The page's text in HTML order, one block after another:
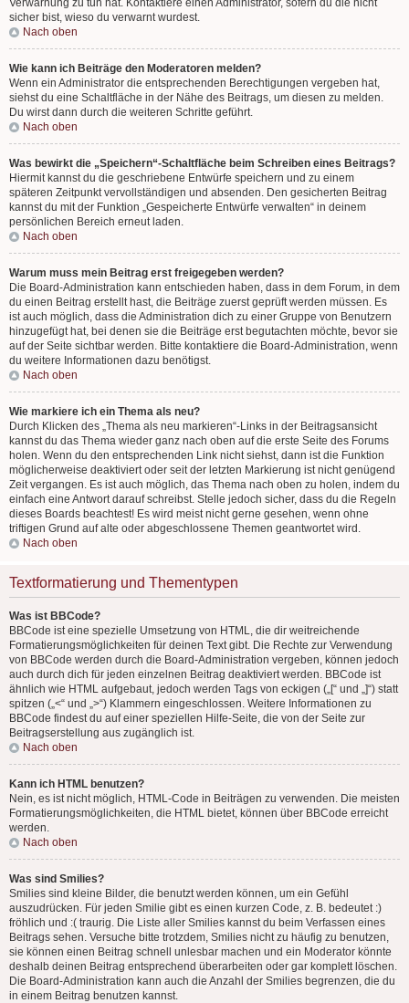
Verwarnung zu tun hat. Kontaktiere einen Administrator, sofern du die nicht
sicher bist, wieso du verwarnt wurdest.
Nach oben
Wie kann ich Beiträge den Moderatoren melden?
Wenn ein Administrator die entsprechenden Berechtigungen vergeben hat,
siehst du eine Schaltfläche in der Nähe des Beitrags, um diesen zu melden.
Du wirst dann durch die weiteren Schritte geführt.
Nach oben
Was bewirkt die „Speichern“-Schaltfläche beim Schreiben eines Beitrags?
Hiermit kannst du die geschriebene Entwürfe speichern und zu einem
späteren Zeitpunkt vervollständigen und absenden. Den gesicherten Beitrag
kannst du mit der Funktion „Gespeicherte Entwürfe verwalten“ in deinem
persönlichen Bereich erneut laden.
Nach oben
Warum muss mein Beitrag erst freigegeben werden?
Die Board-Administration kann entschieden haben, dass in dem Forum, in dem
du einen Beitrag erstellt hast, die Beiträge zuerst geprüft werden müssen. Es
ist auch möglich, dass die Administration dich zu einer Gruppe von Benutzern
hinzugefügt hat, bei denen sie die Beiträge erst begutachten möchte, bevor sie
auf der Seite sichtbar werden. Bitte kontaktiere die Board-Administration, wenn
du weitere Informationen dazu benötigst.
Nach oben
Wie markiere ich ein Thema als neu?
Durch Klicken des „Thema als neu markieren“-Links in der Beitragsansicht
kannst du das Thema wieder ganz nach oben auf die erste Seite des Forums
holen. Wenn du den entsprechenden Link nicht siehst, dann ist die Funktion
möglicherweise deaktiviert oder seit der letzten Markierung ist nicht genügend
Zeit vergangen. Es ist auch möglich, das Thema nach oben zu holen, indem du
einfach eine Antwort darauf schreibst. Stelle jedoch sicher, dass du die Regeln
dieses Boards beachtest! Es wird meist nicht gerne gesehen, wenn ohne
triftigen Grund auf alte oder abgeschlossene Themen geantwortet wird.
Nach oben
Textformatierung und Thementypen
Was ist BBCode?
BBCode ist eine spezielle Umsetzung von HTML, die dir weitreichende
Formatierungsmöglichkeiten für deinen Text gibt. Die Rechte zur Verwendung
von BBCode werden durch die Board-Administration vergeben, können jedoch
auch durch dich für jeden einzelnen Beitrag deaktiviert werden. BBCode ist
ähnlich wie HTML aufgebaut, jedoch werden Tags von eckigen („[“ und „]“) statt
spitzen („<“ und „>“) Klammern eingeschlossen. Weitere Informationen zu
BBCode findest du auf einer speziellen Hilfe-Seite, die von der Seite zur
Beitragserstellung aus zugänglich ist.
Nach oben
Kann ich HTML benutzen?
Nein, es ist nicht möglich, HTML-Code in Beiträgen zu verwenden. Die meisten
Formatierungsmöglichkeiten, die HTML bietet, können über BBCode erreicht
werden.
Nach oben
Was sind Smilies?
Smilies sind kleine Bilder, die benutzt werden können, um ein Gefühl
auszudrücken. Für jeden Smilie gibt es einen kurzen Code, z. B. bedeutet :)
fröhlich und :( traurig. Die Liste aller Smilies kannst du beim Verfassen eines
Beitrags sehen. Versuche bitte trotzdem, Smilies nicht zu häufig zu benutzen,
sie können einen Beitrag schnell unlesbar machen und ein Moderator könnte
deshalb deinen Beitrag entsprechend überarbeiten oder gar komplett löschen.
Die Board-Administration kann auch die Anzahl der Smilies begrenzen, die du
in einem Beitrag benutzen kannst.